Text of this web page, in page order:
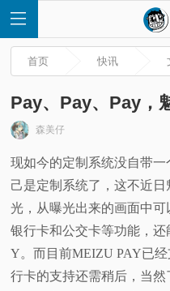
页
快
讯
首页 快讯
Pay、Pay、Pay，
森美仔
现如今的定制系统没自带一
己是定制系统了，这不近
光，从曝光出来的画面中
银行卡和公交卡等功能，
Y。而目前MEIZU PAY已
行卡的支持还需稍后，当然